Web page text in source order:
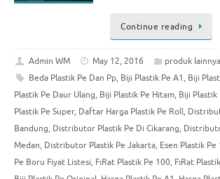
Continue reading
Admin WM May 12, 2016 produk lainnya
Beda Plastik Pe Dan Pp, Biji Plastik Pe A1, Biji
Plastik Pe Daur Ulang, Biji Plastik Pe Hitam, Biji Plastik
Plastik Pe Super, Daftar Harga Plastik Pe Roll,
Bandung, Distributor Plastik Pe Di Cikarang,
Medan, Distributor Plastik Pe Jakarta, Esen Plastik Pe
Pe Boru Fiyat Listesi, FıRat Plastik Pe 100, FıRat